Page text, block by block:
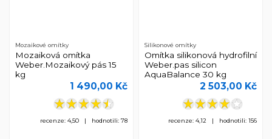
Mozaikové omítky
Mozaiková omítka
Weber.Mozaikový pás 15
kg
1 490,00 Kč
recenze: 4,50 | hodnotili: 78
Silikonové omítky
Omítka silikonová hydrofilní
Weber.pas silicon
AquaBalance 30 kg
2 503,00 Kč
recenze: 4,12 | hodnotili: 156